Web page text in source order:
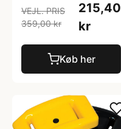
VEJL. PRIS
359,00 kr
215,40
kr
Køb her